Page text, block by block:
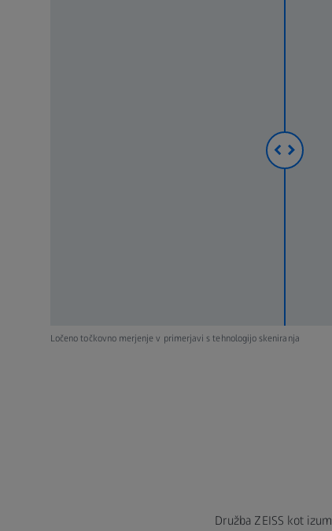
Ločeno točkovno merjenje v primerjavi s tehnologijo skeniranja
Družba ZEISS kot